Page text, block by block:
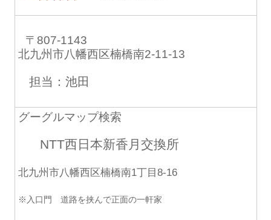
〒807-1143
北九州市八幡西区楠橋南2-11-13
担当：池田
グーグルマップ検索
NTT西日本新香月交換所
北九州市八幡西区楠橋南1丁目8-16
※入口門 道路を挟んで正面の一軒家